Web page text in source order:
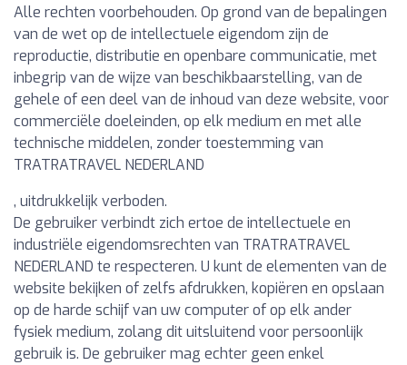
Alle rechten voorbehouden. Op grond van de bepalingen
van de wet op de intellectuele eigendom zijn de
reproductie, distributie en openbare communicatie, met
inbegrip van de wijze van beschikbaarstelling, van de
gehele of een deel van de inhoud van deze website, voor
commerciële doeleinden, op elk medium en met alle
technische middelen, zonder toestemming van
TRATRATRAVEL NEDERLAND
, uitdrukkelijk verboden.
De gebruiker verbindt zich ertoe de intellectuele en
industriële eigendomsrechten van TRATRATRAVEL
NEDERLAND te respecteren. U kunt de elementen van de
website bekijken of zelfs afdrukken, kopiëren en opslaan
op de harde schijf van uw computer of op elk ander
fysiek medium, zolang dit uitsluitend voor persoonlijk
gebruik is. De gebruiker mag echter geen enkel